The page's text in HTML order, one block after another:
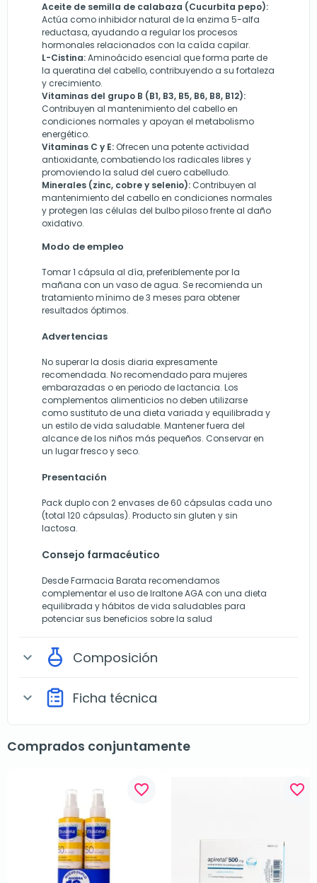
Aceite de semilla de calabaza (Cucurbita pepo):
Actúa como inhibidor natural de la enzima 5-alfa
reductasa, ayudando a regular los procesos
hormonales relacionados con la caída capilar.
L-Cistina:Aminoácido esencial que forma parte de
la queratina del cabello, contribuyendo a su fortaleza
y crecimiento.
Vitaminas del grupo B (B1, B3, B5, B6, B8, B12):
Contribuyen al mantenimiento del cabello en
condiciones normales y apoyan el metabolismo
energético.
Vitaminas C y E: Ofrecen una potente actividad
antioxidante, combatiendo los radicales libres y
promoviendo la salud del cuero cabelludo.
Minerales (zinc, cobre y selenio): Contribuyen al
mantenimiento del cabello en condiciones normales
y protegen las células del bulbo piloso frente al daño
oxidativo.
Modo de empleo
Tomar 1 cápsula al día, preferiblemente por la
mañana con un vaso de agua. Se recomienda un
tratamiento mínimo de 3 meses para obtener
resultados óptimos.
Advertencias
No superar la dosis diaria expresamente
recomendada. No recomendado para mujeres
embarazadas o en periodo de lactancia. Los
complementos alimenticios no deben utilizarse
como sustituto de una dieta variada y equilibrada y
un estilo de vida saludable. Mantener fuera del
alcance de los niños más pequeños. Conservar en
un lugar fresco y seco.
Presentación
Pack duplo con 2 envases de 60 cápsulas cada uno
(total 120 cápsulas). Producto sin gluten y sin
lactosa.
Consejo farmacéutico
Desde Farmacia Barata recomendamos
complementar el uso de Iraltone AGA con una dieta
equilibrada y hábitos de vida saludables para
potenciar sus beneficios sobre la salud
expand_more Composición
expand_more Ficha técnica
Comprados conjuntamente
favorite_border favorite_border